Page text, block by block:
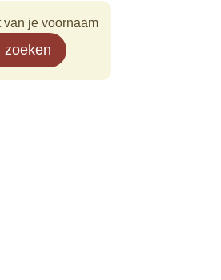
van je voornaam
zoeken